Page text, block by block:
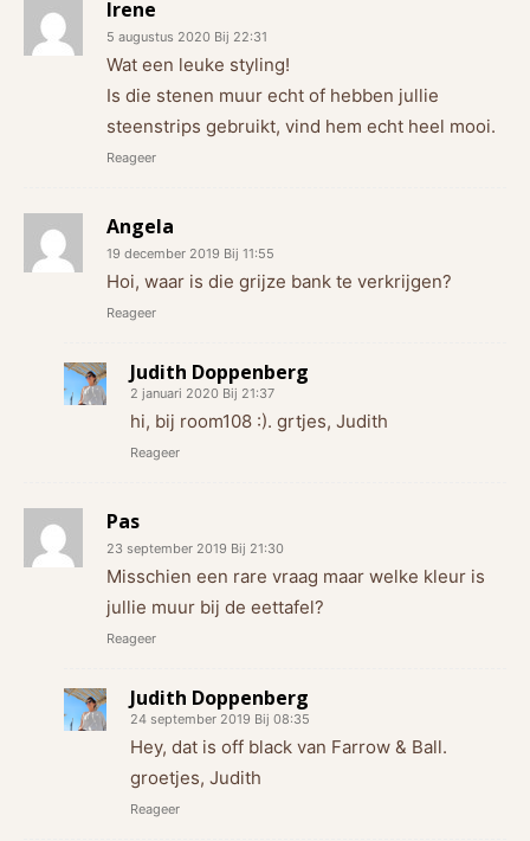
Irene
5 augustus 2020 Bij 22:31
Wat een leuke styling!
Is die stenen muur echt of hebben jullie
steenstrips gebruikt, vind hem echt heel mooi.
Reageer
Angela
19 december 2019 Bij 11:55
Hoi, waar is die grijze bank te verkrijgen?
Reageer
Judith Doppenberg
2 januari 2020 Bij 21:37
hi, bij room108 :). grtjes, Judith
Reageer
Pas
23 september 2019 Bij 21:30
Misschien een rare vraag maar welke kleur is
jullie muur bij de eettafel?
Reageer
Judith Doppenberg
24 september 2019 Bij 08:35
Hey, dat is off black van Farrow & Ball.
groetjes, Judith
Reageer